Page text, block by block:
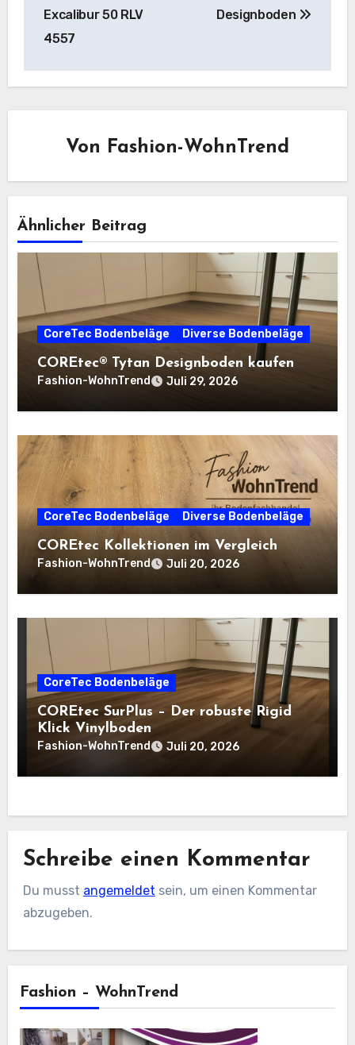
Excalibur 50 RLV
4557
Designboden
Von Fashion-WohnTrend
Ähnlicher Beitrag
CoreTec Bodenbeläge Diverse Bodenbeläge
COREtec® Tytan Designboden kaufen
Fashion-WohnTrend Juli 29, 2026
CoreTec Bodenbeläge Diverse Bodenbeläge
COREtec Kollektionen im Vergleich
Fashion-WohnTrend Juli 20, 2026
CoreTec Bodenbeläge
COREtec SurPlus – Der robuste Rigid
Klick Vinylboden
Fashion-WohnTrend Juli 20, 2026
Schreibe einen Kommentar
Du musst angemeldet sein, um einen Kommentar
abzugeben.
Fashion – WohnTrend